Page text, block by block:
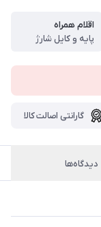
اقلام همراه
پایه و کایل شارژ
گارانتی اصالت کالا
دیدگاه‌ها